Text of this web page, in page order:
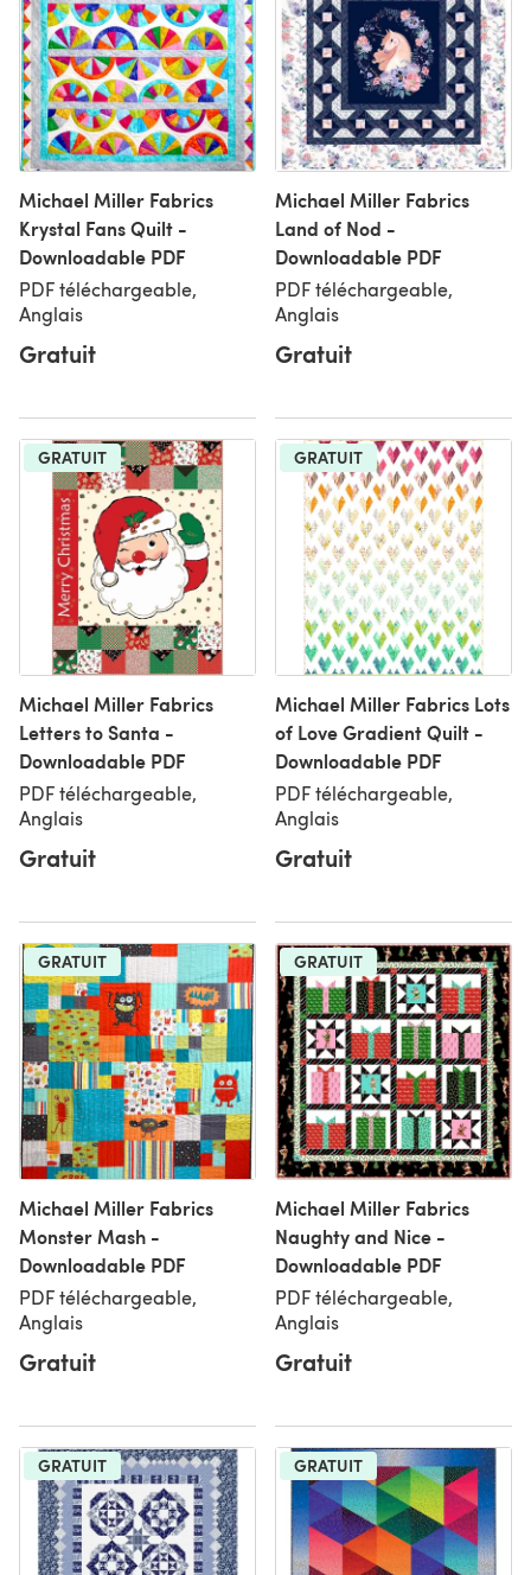
Michael Miller Fabrics
Krystal Fans Quilt -
Downloadable PDF
PDF téléchargeable,
Anglais
Gratuit
Michael Miller Fabrics
Land of Nod -
Downloadable PDF
PDF téléchargeable,
Anglais
Gratuit
GRATUIT
Michael Miller Fabrics
Letters to Santa -
Downloadable PDF
PDF téléchargeable,
Anglais
Gratuit
GRATUIT
Michael Miller Fabrics Lots
of Love Gradient Quilt -
Downloadable PDF
PDF téléchargeable,
Anglais
Gratuit
GRATUIT
Michael Miller Fabrics
Monster Mash -
Downloadable PDF
PDF téléchargeable,
Anglais
Gratuit
GRATUIT
Michael Miller Fabrics
Naughty and Nice -
Downloadable PDF
PDF téléchargeable,
Anglais
Gratuit
GRATUIT GRATUIT